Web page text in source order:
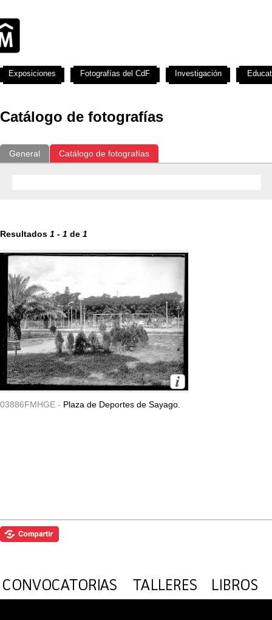
Catálogo de fotografías
General Catálogo de fotografías
Resultados 1 - 1 de 1
03886FMHGE - Plaza de Deportes de Sayago.
Exposiciones Fotografías del CdF Investigación